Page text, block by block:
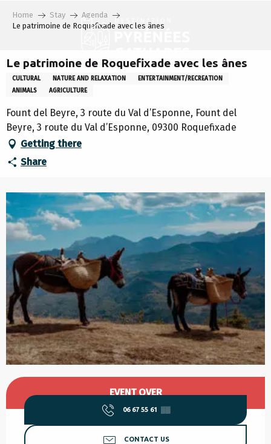
Home Stay
Agenda
Le patrimoine de Roquefixade avec les ânes
Le patrimoine de Roquefixade avec les ânes
CULTURAL NATURE AND RELAXATION
ENTERTAINMENT/RECREATION
ANIMALS
AGRICULTURE
Fount del Beyre, 3 route du Val d’Esponne, Fount del
Beyre, 3 route du Val d’Esponne, 09300 Roquefixade
Getting there
Share
Opening hours & contact details
EVENT OVER
06 67 55 61 ▒▒
CONTACT US